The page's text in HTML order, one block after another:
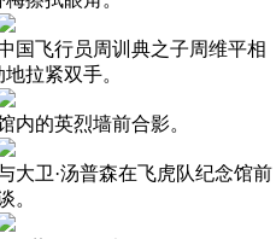
国飞行员周训典之子周维平相
拉紧双手。
内的英烈墙前合影。
大卫·汤普森在飞虎队纪念馆前
。